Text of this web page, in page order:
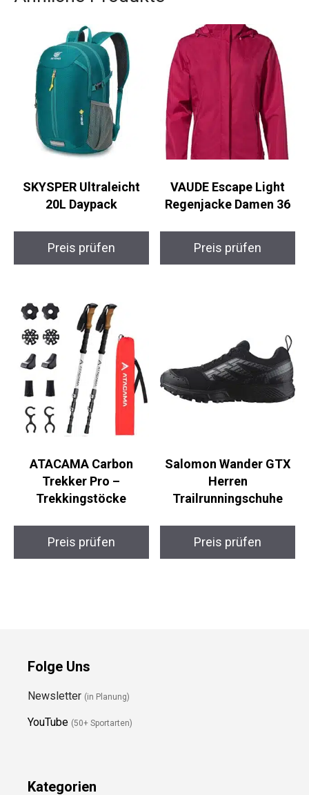
Ähnliche Produkte
SKYSPER Ultraleicht
20L Daypack
Preis prüfen
VAUDE Escape Light
Regenjacke Damen 36
Preis prüfen
ATACAMA Carbon
Trekker Pro –
Trekkingstöcke
Preis prüfen
Salomon Wander GTX
Herren
Trailrunningschuhe
Preis prüfen
Folge Uns
Newsletter (in Planung)
YouTube (50+ Sportarten)
Kategorien